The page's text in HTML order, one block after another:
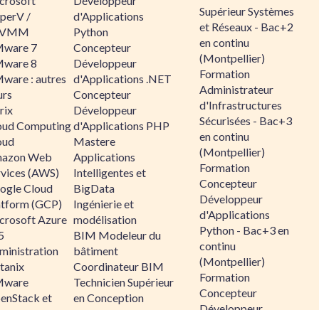
/
7
8
: autres
Computing
Web
(AWS)
Cloud
(GCP)
Azure
et
d'Applications
Python
Concepteur
Développeur
d'Applications .NET
Concepteur
Développeur
d'Applications PHP
Mastere
Applications
Intelligentes et
BigData
Ingénierie et
modélisation
BIM Modeleur du
bâtiment
Coordinateur BIM
Technicien Supérieur
en Conception
Supérieur Systèmes
et Réseaux - Bac+2
en continu
(Montpellier)
Formation
Administrateur
d'Infrastructures
Sécurisées - Bac+3
en continu
(Montpellier)
Formation
Concepteur
Développeur
d'Applications
Python - Bac+3 en
continu
(Montpellier)
Formation
Concepteur